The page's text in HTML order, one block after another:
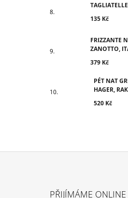
135 Kč
FRIZZANTE
ZANOTTO,
379 Kč
PÉT NAT
HAGER,
520 Kč
PŘIJÍMÁME ONLINE